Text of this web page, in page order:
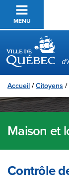
Passer au
MENU
Ville de Québec
Accueil /Citoyens /
Maison et
Contrôle